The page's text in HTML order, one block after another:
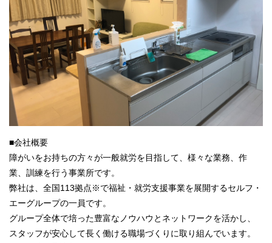
■会社概要
障がいをお持ちの方々が一般就労を目指して、様々な業務、作
業、訓練を行う事業所です。
弊社は、全国113拠点※で福祉・就労支援事業を展開するセルフ・
エーグループの一員です。
グループ全体で培った豊富なノウハウとネットワークを活かし、
スタッフが安心して長く働ける職場づくりに取り組んでいます。